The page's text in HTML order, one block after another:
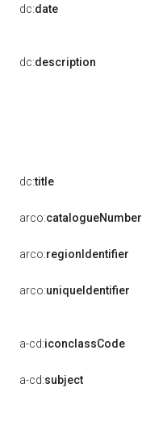
dc:date
dc:description
dc:title
arco:catalogueNumber
arco:regionIdentifier
arco:uniqueIdentifier
a-cd:iconclassCode
a-cd:subject